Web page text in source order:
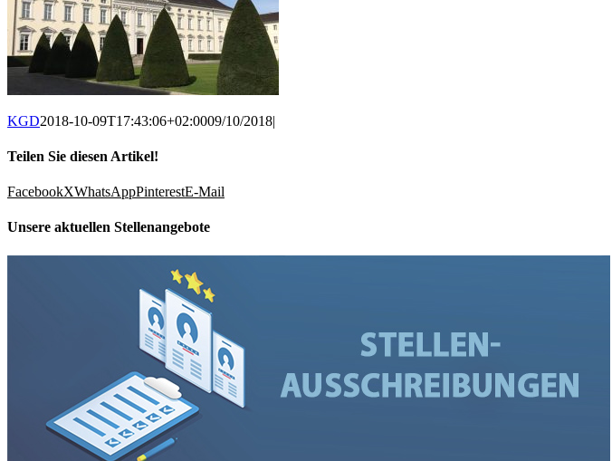
KGD2018-10-09T17:43:06+02:0009/10/2018|
Teilen Sie diesen Artikel!
FacebookXWhatsAppPinterestE-Mail
Unsere aktuellen Stellenangebote